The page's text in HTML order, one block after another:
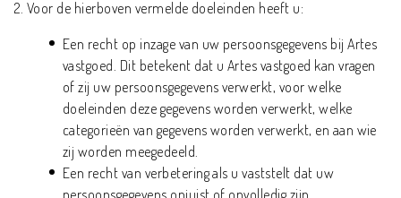
Voor de hierboven vermelde doeleinden heeft u:
Een recht op inzage van uw persoonsgegevens bij Artes
vastgoed. Dit betekent dat u Artes vastgoed kan vragen
of zij uw persoonsgegevens verwerkt, voor welke
doeleinden deze gegevens worden verwerkt, welke
categorieën van gegevens worden verwerkt, en aan wie
zij worden meegedeeld.
Een recht van verbetering als u vaststelt dat uw